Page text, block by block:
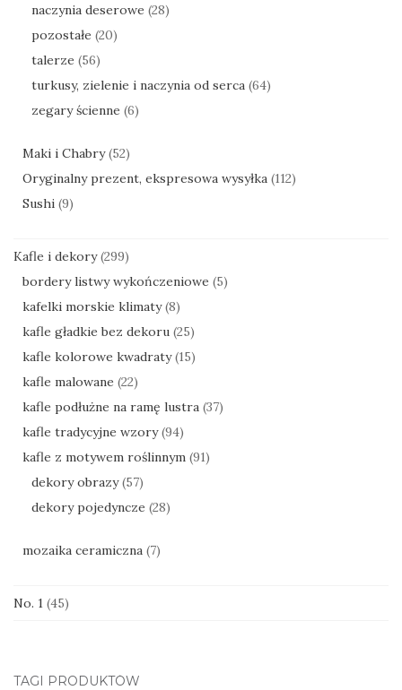
naczynia deserowe (28)
pozostałe (20)
talerze (56)
turkusy, zielenie i naczynia od serca (64)
zegary ścienne (6)
Maki i Chabry (52)
Oryginalny prezent, ekspresowa wysyłka (112)
Sushi (9)
Kafle i dekory (299)
bordery listwy wykończeniowe (5)
kafelki morskie klimaty (8)
kafle gładkie bez dekoru (25)
kafle kolorowe kwadraty (15)
kafle malowane (22)
kafle podłużne na ramę lustra (37)
kafle tradycyjne wzory (94)
kafle z motywem roślinnym (91)
dekory obrazy (57)
dekory pojedyncze (28)
mozaika ceramiczna (7)
No. 1 (45)
TAGI PRODUKTÓW